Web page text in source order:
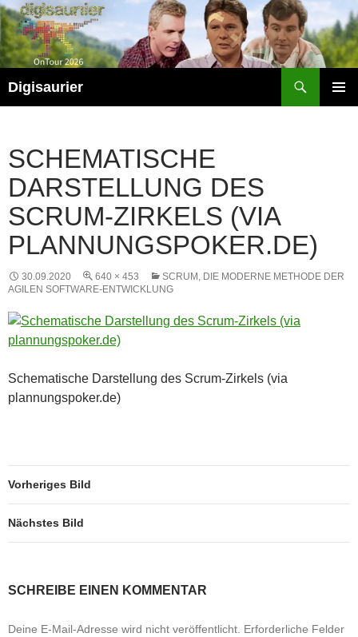
Zum
Inhalt
springen
Digisaurier
SCHEMATISCHE
DARSTELLUNG DES
SCRUM-ZIRKELS (VIA
PLANNUNGSPOKER.DE)
30.09.2020 640 × 453
SCRUM, DIE MODERNE METHODE DER
AGILEN SOFTWARE-ENTWICKLUNG
Schematische Darstellung des Scrum-Zirkels (via
plannungspoker.de)
Vorheriges Bild
Nächstes Bild
SCHREIBE EINEN KOMMENTAR
Deine E-Mail-Adresse wird nicht veröffentlicht. Erforderliche Felder